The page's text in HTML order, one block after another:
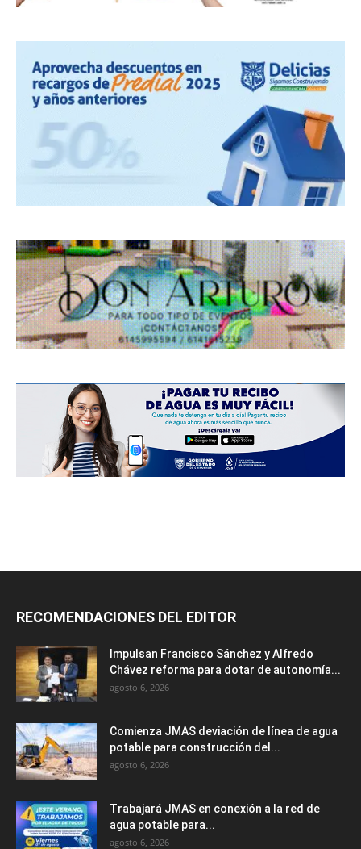
RECOMENDACIONES DEL EDITOR
Impulsan Francisco Sánchez y Alfredo
Chávez reforma para dotar de autonomía...
agosto 6, 2026
Comienza JMAS deviación de línea de agua
potable para construcción del...
agosto 6, 2026
Trabajará JMAS en conexión a la red de
agua potable para...
agosto 6, 2026